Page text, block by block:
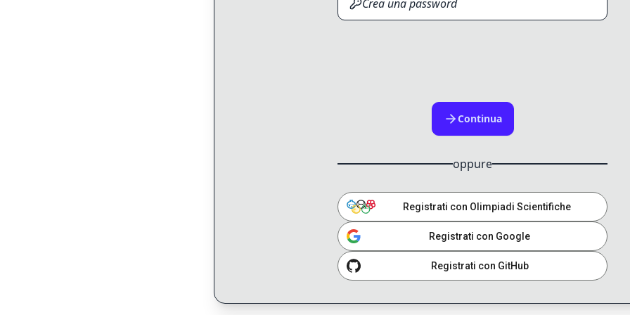
Continua
oppure
Registrati con Olimpiadi Scientifiche
Registrati con Google
Registrati con GitHub